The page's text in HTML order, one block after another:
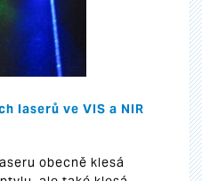
laserů ve VIS a NIR
obecně klesá